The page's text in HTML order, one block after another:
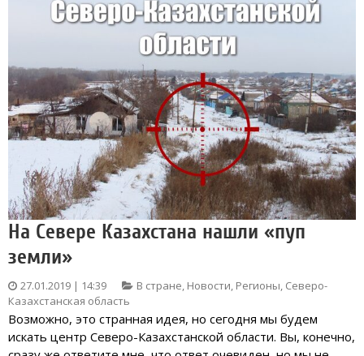
На Севере Казахстана нашли «пуп
земли»
27.01.2019 | 14:39 В стране, Новости, Регионы, Северо-
Казахстанская область
Возможно, это странная идея, но сегодня мы будем
искать центр Северо-Казахстанской области. Вы, конечно,